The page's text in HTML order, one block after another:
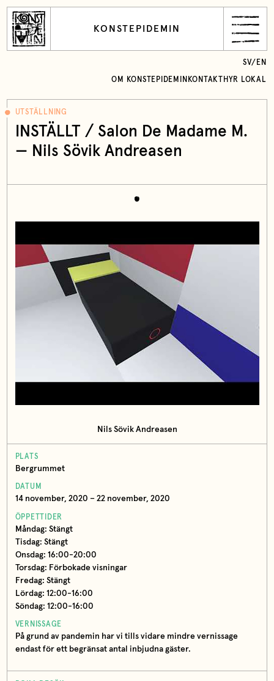
KONSTEPIDEMIN
OM KONSTEPIDEMIN KONTAKT HYR LOKAL
SV/ EN
UTSTÄLLNING
INSTÄLLT / Salon De Madame M.
— Nils Sövik Andreasen
Nils Sövik Andreasen
PLATS
Bergrummet
DATUM
14 november, 2020 – 22 november, 2020
ÖPPETTIDER
Måndag: Stängt
Tisdag: Stängt
Onsdag: 16:00-20:00
Torsdag: Förbokade visningar
Fredag: Stängt
Lördag: 12:00-16:00
Söndag: 12:00-16:00
VERNISSAGE
På grund av pandemin har vi tills vidare mindre vernissage
endast för ett begränsat antal inbjudna gäster.